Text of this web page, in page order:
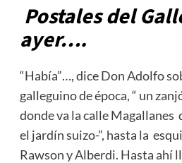
Postales del
ayer….
“Había”…, dice Don Adolfo
galleguino de época, “ un
donde va la calle Magallanes
el jardín suizo-”, hasta la
Rawson y Alberdi. Hasta ahí